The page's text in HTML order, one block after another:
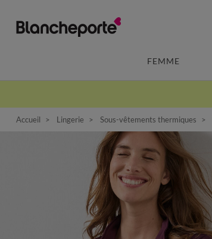
FEMME
Accueil Lingerie Sous-vêtements thermiques